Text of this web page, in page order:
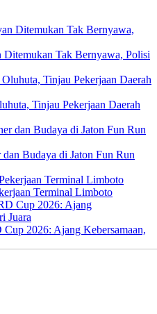
Ditemukan Tak Bernyawa, Polisi
Tinjau Pekerjaan Daerah
Budaya di Jaton Fun Run
Terminal Limboto
2026: Ajang Kebersamaan,